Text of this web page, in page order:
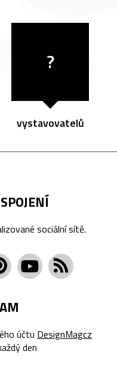
?
vystavovatelů
sociální sítě.
účtu DesignMagcz
den